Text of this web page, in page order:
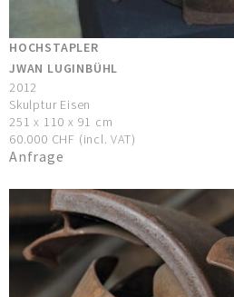
HOCHSTAPLER
JWAN LUGINBÜHL
2012
Skulptur Eisen
251 x 110 x 91 cm
60.000 CHF (incl. VAT)
Anfrage